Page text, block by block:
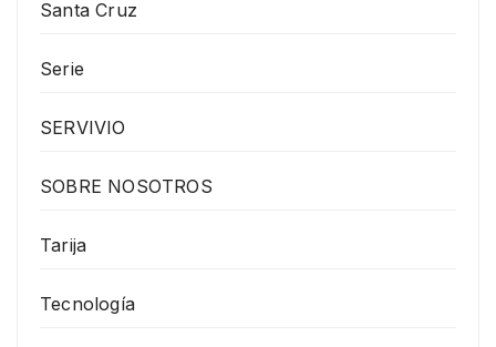
Santa Cruz
Serie
SERVIVIO
SOBRE NOSOTROS
Tarija
Tecnología